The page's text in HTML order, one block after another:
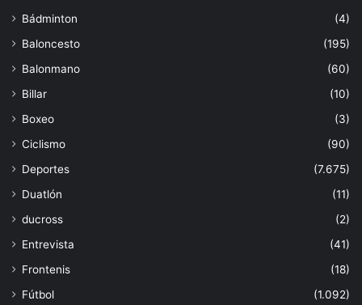
Bádminton
(4)
Baloncesto
(195)
Balonmano
(60)
Billar
(10)
Boxeo
(3)
Ciclismo
(90)
Deportes
(7.675)
Duatlón
(11)
ducross
(2)
Entrevista
(41)
Frontenis
(18)
Fútbol
(1.092)